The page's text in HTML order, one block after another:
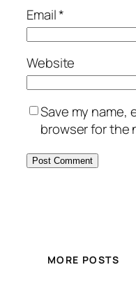
Email*
Website
Save my name,
browser for the
MORE POSTS